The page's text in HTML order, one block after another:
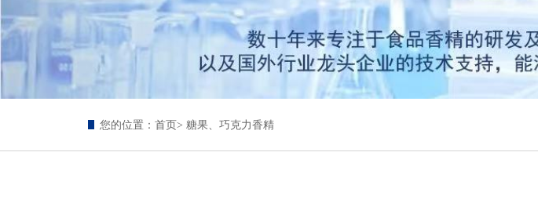
您的位置： 首页> 糖果、巧克力香精